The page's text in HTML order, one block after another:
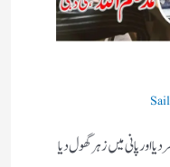
اور پانی میں زہر گھول دیا